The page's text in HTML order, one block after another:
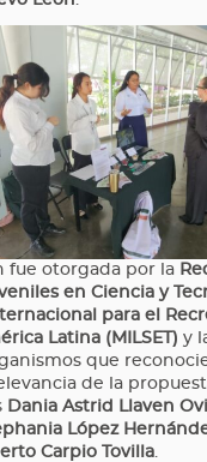
fue otorgada por la
en Ciencia y
para el
Latina (MILSET) y
que
de la
Dania Astrid Llaven
López
Carpio Tovilla